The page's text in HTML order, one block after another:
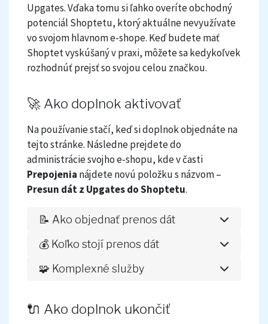
Upgates. Vďaka tomu si ľahko overíte obchodný
potenciál Shoptetu, ktorý aktuálne nevyužívate
vo svojom hlavnom e-shope. Keď budete mať
Shoptet vyskúšaný v praxi, môžete sa kedykoľvek
rozhodnúť prejsť so svojou celou značkou.
🚀 Ako doplnok aktivovať
Na používanie stačí, keď si doplnok objednáte na
tejto stránke. Následne prejdete do
administrácie svojho e-shopu, kde v časti
Prepojenia nájdete novú položku s názvom –
Presun dát z Upgates do Shoptetu.
📝 Ako objednať prenos dát
V administrácii Shoptet prejdete do
Prepojenia → Presun dát z Upgates do
Shoptetu
Prístupové API údaje z Upgates
💰 Koľko stojí prenos dát
Doplnok je navrhnutý pre jednoduchý prenos dát
z Upgates do Shoptetu. Vďaka automatizácii je
individuálne riešenie. Dáta sa prenášajú v
🧩 Komplexné služby
nechcete riešiť prenos e-shopu sami, môžu sa o
celý proces postarať za vás – od prenosu dát až po
🔌 Ako doplnok ukončiť